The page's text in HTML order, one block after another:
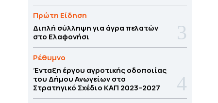
Πρώτη Είδηση
Διπλή σύλληψη για άγρα πελατών
στο Ελαφονήσι
Ρέθυμνο
Ένταξη έργου αγροτικής οδοποιίας
του Δήμου Ανωγείων στο
Στρατηγικό Σχέδιο ΚΑΠ 2023–2027